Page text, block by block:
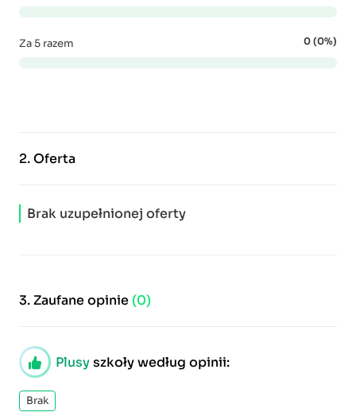
Za 5 razem 0 (0%)
2.Oferta
Brak uzupełnionej oferty
3.Zaufane opinie (0)
Plusyszkoły według opinii:
Brak